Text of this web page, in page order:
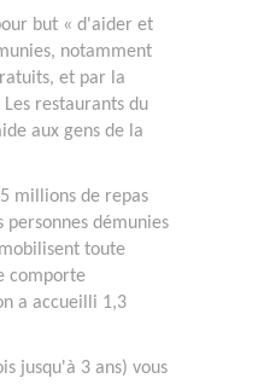
but « d'aider et
notamment
et par la
restaurants du
aux gens de la
millions de repas
personnes démunies
toute
comporte
a accueilli 1,3
jusqu'à 3 ans) vous